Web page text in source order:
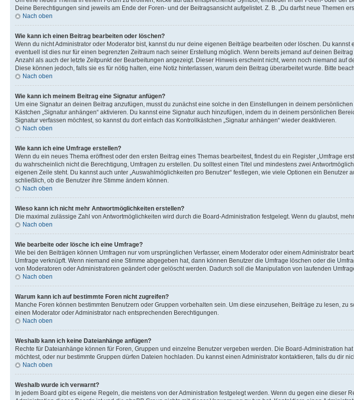
Deine Berechtigungen sind jeweils am Ende der Foren- und der Beitragsansicht aufgelistet. Z. B. „Du darfst neue Themen
Nach oben
Wie kann ich einen Beitrag bearbeiten oder löschen?
Wenn du nicht Administrator oder Moderator bist, kannst du nur deine eigenen Beiträge bearbeiten oder löschen. Du
eventuell ist dies nur für einen begrenzten Zeitraum nach seiner Erstellung möglich. Wenn bereits jemand auf deinen
Anzahl als auch der letzte Zeitpunkt der Bearbeitungen angezeigt. Dieser Hinweis erscheint nicht, wenn noch niemand auf
Diese können jedoch, falls sie es für nötig halten, eine Notiz hinterlassen, warum dein Beitrag überarbeitet wurde. Bitte
Nach oben
Wie kann ich meinem Beitrag eine Signatur anfügen?
Um eine Signatur an deinen Beitrag anzufügen, musst du zunächst eine solche in den Einstellungen in deinem
Kästchen „Signatur anhängen“ aktivieren. Du kannst eine Signatur auch hinzufügen, indem du in deinem persönlichen
Signatur verfassen möchtest, so kannst du dort einfach das Kontrollkästchen „Signatur anhängen“ wieder deaktivieren.
Nach oben
Wie kann ich eine Umfrage erstellen?
Wenn du ein neues Thema eröffnest oder den ersten Beitrag eines Themas bearbeitest, findest du ein Register „Umfrage
du wahrscheinlich nicht die Berechtigung, Umfragen zu erstellen. Du solltest einen Titel und mindestens zwei
eigenen Zeile steht. Du kannst auch unter „Auswahlmöglichkeiten pro Benutzer“ festlegen, wie viele Optionen ein
schließlich, ob die Benutzer ihre Stimme ändern können.
Nach oben
Wieso kann ich nicht mehr Antwortmöglichkeiten erstellen?
Die maximal zulässige Zahl von Antwortmöglichkeiten wird durch die Board-Administration festgelegt. Wenn du glaubst,
Nach oben
Wie bearbeite oder lösche ich eine Umfrage?
Wie bei den Beiträgen können Umfragen nur vom ursprünglichen Verfasser, einem Moderator oder einem Administrator
Umfrage verknüpft. Wenn niemand eine Stimme abgegeben hat, dann können Benutzer die Umfrage löschen oder die
von Moderatoren oder Administratoren geändert oder gelöscht werden. Dadurch soll die Manipulation von laufenden
Nach oben
Warum kann ich auf bestimmte Foren nicht zugreifen?
Manche Foren können bestimmten Benutzern oder Gruppen vorbehalten sein. Um diese einzusehen, Beiträge zu lesen,
einen Moderator oder Administrator nach entsprechenden Berechtigungen.
Nach oben
Weshalb kann ich keine Dateianhänge anfügen?
Rechte für Dateianhänge können für Foren, Gruppen und einzelne Benutzer vergeben werden. Die Board-Administration
möchtest, oder nur bestimmte Gruppen dürfen Dateien hochladen. Du kannst einen Administrator kontaktieren, falls du dir
Nach oben
Weshalb wurde ich verwarnt?
In jedem Board gibt es eigene Regeln, die meistens von der Administration festgelegt werden. Wenn du gegen eine